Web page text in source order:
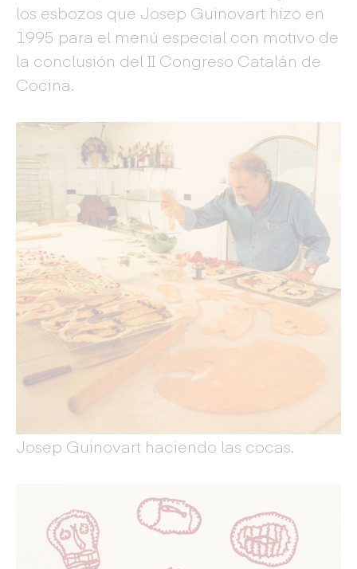
los esbozos que Josep Guinovart hizo en
1995 para el menú especial con motivo de
la conclusión del II Congreso Catalán de
Cocina.
Josep Guinovart haciendo las cocas.